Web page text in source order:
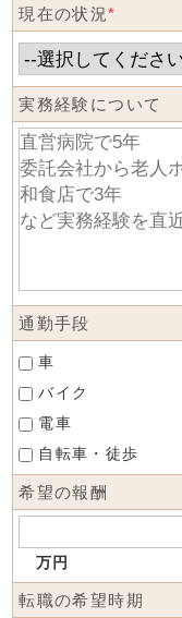
現在の状況*
実務経験について
通勤手段
車
バイク
電車
自転車・徒歩
希望の報酬
万円
転職の希望時期